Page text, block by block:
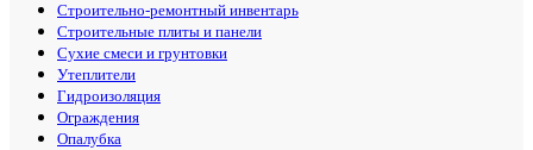
Строительно-ремонтный инвентарь
Строительные плиты и панели
Сухие смеси и грунтовки
Утеплители
Гидроизоляция
Ограждения
Опалубка